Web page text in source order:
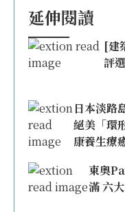
延伸閱讀
[建
評
日本淡路
絕美「環
康養生療
東奧
滿 六